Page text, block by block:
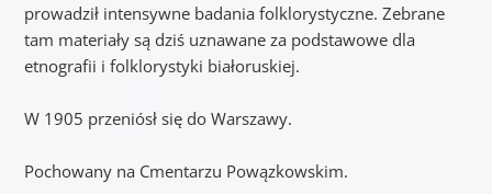
prowadził intensywne badania folklorystyczne. Zebrane
tam materiały są dziś uznawane za podstawowe dla
etnografii i folklorystyki białoruskiej.
W 1905 przeniósł się do Warszawy.
Pochowany na Cmentarzu Powązkowskim.